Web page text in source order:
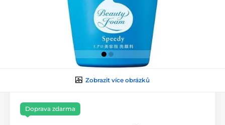
Zobrazit více obrázků
Doprava zdarma